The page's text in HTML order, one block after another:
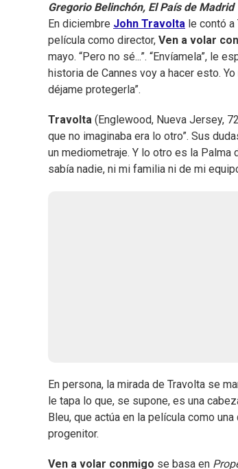
Gregorio Belinchón, El País de Madrid
En diciembre John Travolta le contó
película como director, Ven a volar
mayo. “Pero no sé...”. “Envíamela”, le
historia de Cannes voy a hacer esto.
déjame protegerla”.
Travolta (Englewood, Nueva Jersey,
que no imaginaba era lo otro”. Sus
un mediometraje. Y lo otro es la Palma
sabía nadie, ni mi familia ni de mi
En persona, la mirada de Travolta se
le tapa lo que, se supone, es una
Bleu, que actúa en la película como
progenitor.
Ven a volar conmigo se basa en